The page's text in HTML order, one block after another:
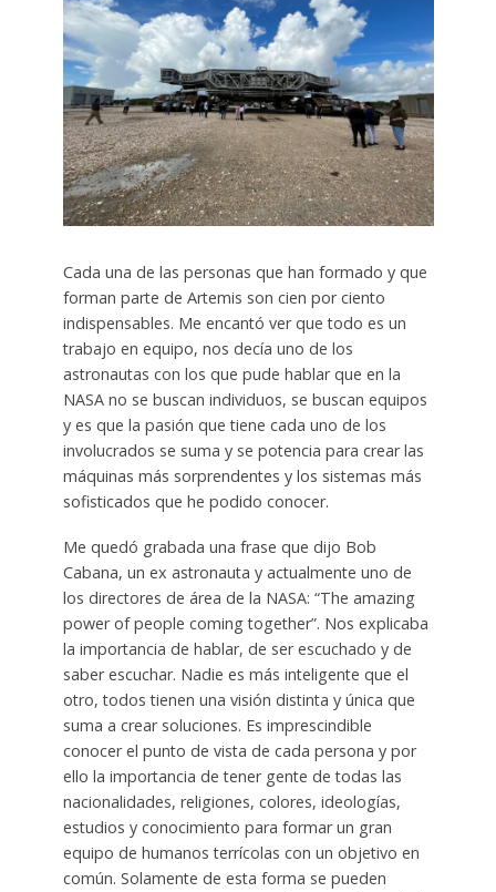
Cada una de las personas que han formado y que
forman parte de Artemis son cien por ciento
indispensables. Me encantó ver que todo es un
trabajo en equipo, nos decía uno de los
astronautas con los que pude hablar que en la
NASA no se buscan individuos, se buscan equipos
y es que la pasión que tiene cada uno de los
involucrados se suma y se potencia para crear las
máquinas más sorprendentes y los sistemas más
sofisticados que he podido conocer.
Me quedó grabada una frase que dijo Bob
Cabana, un ex astronauta y actualmente uno de
los directores de área de la NASA: “The amazing
power of people coming together”. Nos explicaba
la importancia de hablar, de ser escuchado y de
saber escuchar. Nadie es más inteligente que el
otro, todos tienen una visión distinta y única que
suma a crear soluciones. Es imprescindible
conocer el punto de vista de cada persona y por
ello la importancia de tener gente de todas las
nacionalidades, religiones, colores, ideologías,
estudios y conocimiento para formar un gran
equipo de humanos terrícolas con un objetivo en
común. Solamente de esta forma se pueden